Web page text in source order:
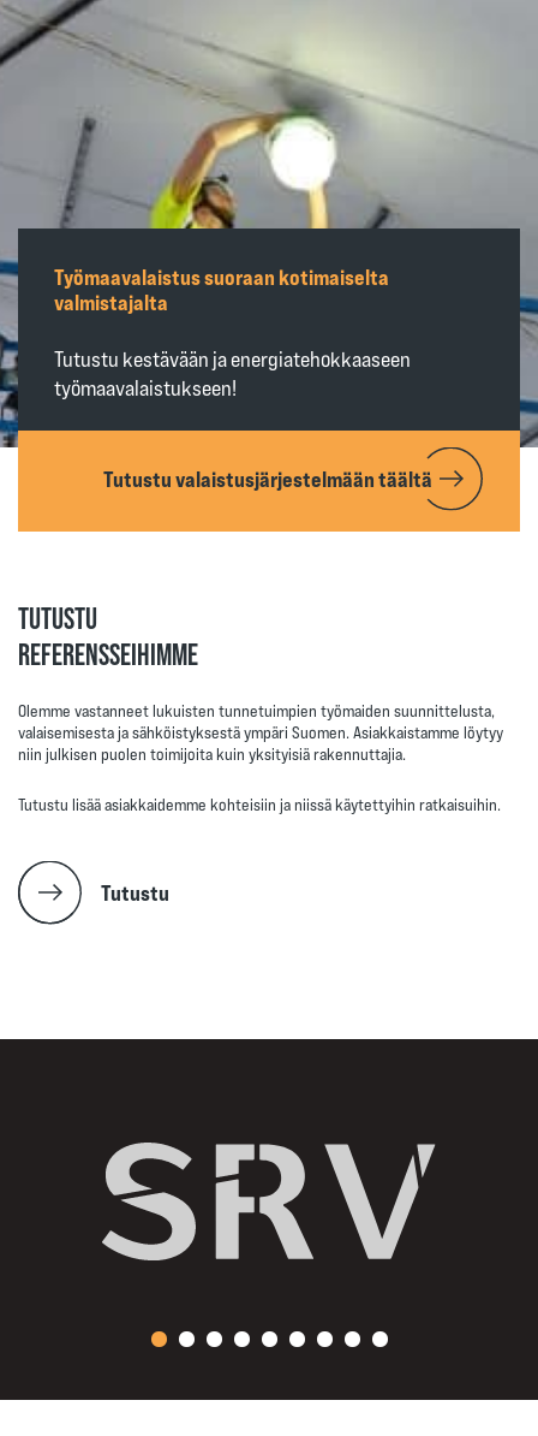
Työmaavalaistus suoraan kotimaiselta
valmistajalta
Tutustu kestävään ja energiatehokkaaseen
työmaavalaistukseen!
Tutustu valaistusjärjestelmään täältä
TUTUSTU
REFERENSSEI­­HIMME
Olemme vastanneet lukuisten tunnetuimpien työmaiden suunnittelusta,
valaisemisesta ja sähköistyksestä ympäri Suomen. Asiakkaistamme löytyy
niin julkisen puolen toimijoita kuin yksityisiä rakennuttajia.
Tutustu lisää asiakkaidemme kohteisiin ja niissä käytettyihin ratkaisuihin.
Tutustu